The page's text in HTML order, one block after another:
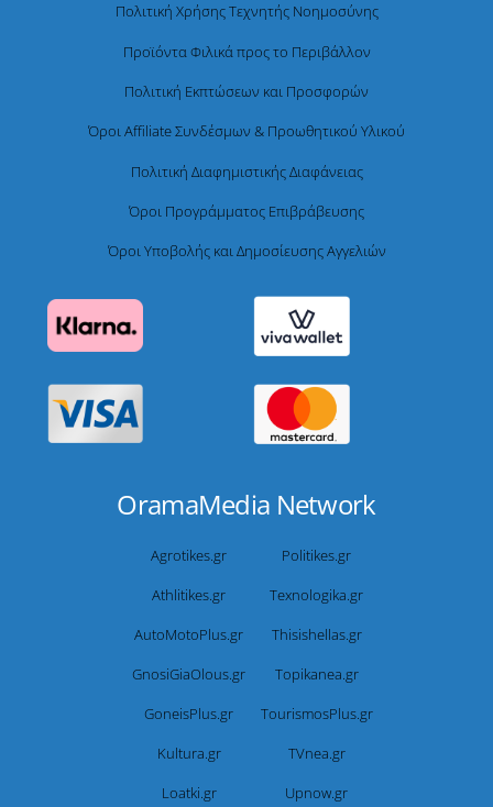
Πολιτική Χρήσης Τεχνητής Νοημοσύνης
Προϊόντα Φιλικά προς το Περιβάλλον
Πολιτική Εκπτώσεων και Προσφορών
Όροι Affiliate Συνδέσμων & Προωθητικού Υλικού
Πολιτική Διαφημιστικής Διαφάνειας
Όροι Προγράμματος Επιβράβευσης
Όροι Υποβολής και Δημοσίευσης Αγγελιών
OramaMedia Network
Agrotikes.gr
Politikes.gr
Athlitikes.gr
Texnologika.gr
AutoMotoPlus.gr
Thisishellas.gr
GnosiGiaOlous.gr
Topikanea.gr
GoneisPlus.gr
TourismosPlus.gr
Kultura.gr
TVnea.gr
Loatki.gr
Upnow.gr